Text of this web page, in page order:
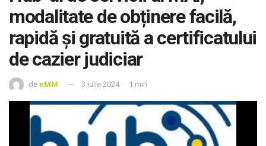
modalitate de obținere facilă,
rapidă și gratuită a certificatului
de cazier judiciar
de eMM 3 iulie 2024 1 min